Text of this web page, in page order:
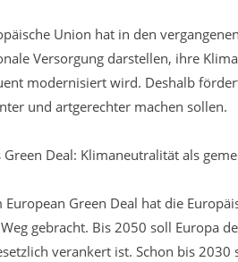
Union hat in den
Versorgung darstellen, ihre
modernisiert wird. Deshalb
und artgerechter machen sollen.
Green Deal: Klimaneutralität als
European Green Deal hat die
gebracht. Bis 2050 soll Europa
verankert ist. Schon bis